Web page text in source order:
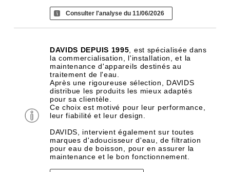
Consulter l'analyse du 11/06/2026
DAVIDS DEPUIS 1995 , est spécialisée dans
la commercialisation, l'installation, et la
maintenance d'appareils destinés au
traitement de l'eau.
Après une rigoureuse sélection, DAVIDS
distribue les produits les mieux adaptés
pour sa clientèle.
Ce choix est motivé pour leur performance,
leur fiabilité et leur design.
DAVIDS, intervient également sur toutes
marques d'adoucisseur d'eau, de filtration
pour eau de boisson, pour en assurer la
maintenance et le bon fonctionnement.